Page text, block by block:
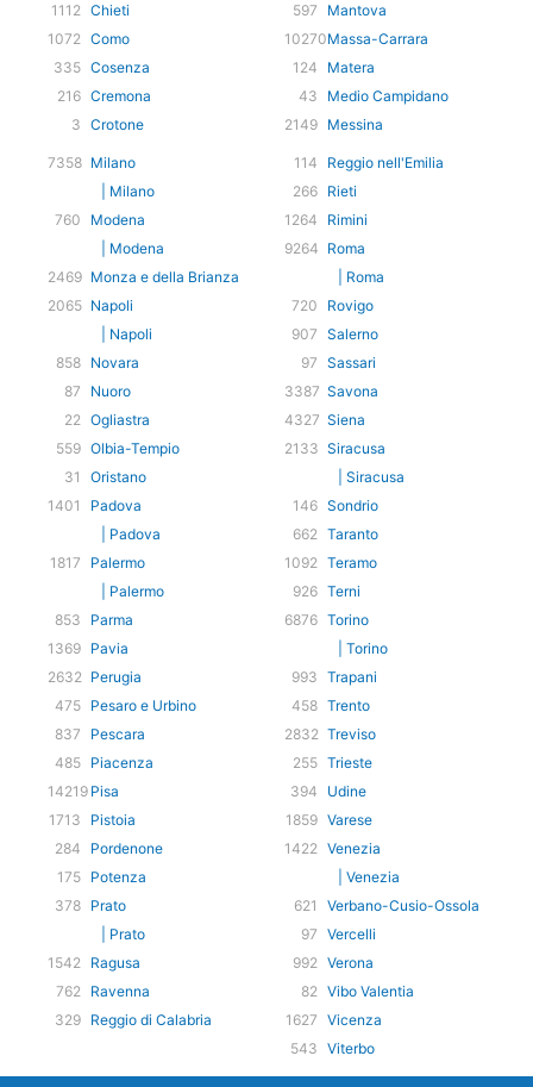
1112 Chieti
1072 Como
335 Cosenza
216 Cremona
3 Crotone
597
Mantova
10270Massa-Carrara
124
Matera
43
Medio Campidano
2149 Messina
7358 Milano
| Milano
760
Modena
| Modena
2469 Monza e della Brianza
2065 Napoli
| Napoli
858 Novara
87
Nuoro
22 Ogliastra
559 Olbia-Tempio
31
Oristano
1401
Padova
| Padova
1817
Palermo
| Palermo
853
Parma
1369 Pavia
2632 Perugia
475 Pesaro e Urbino
837
Pescara
485 Piacenza
14219 Pisa
1713
Pistoia
284
Pordenone
175 Potenza
378 Prato
| Prato
1542 Ragusa
762 Ravenna
329 Reggio di Calabria
114
Reggio nell'Emilia
266 Rieti
1264
Rimini
9264 Roma
| Roma
720
Rovigo
907 Salerno
97 Sassari
3387 Savona
4327 Siena
2133 Siracusa
| Siracusa
146 Sondrio
662 Taranto
1092 Teramo
926 Terni
6876 Torino
| Torino
993 Trapani
458 Trento
2832 Treviso
255 Trieste
394
Udine
1859 Varese
1422 Venezia
| Venezia
621
Verbano-Cusio-Ossola
97 Vercelli
992 Verona
82 Vibo Valentia
1627 Vicenza
543 Viterbo